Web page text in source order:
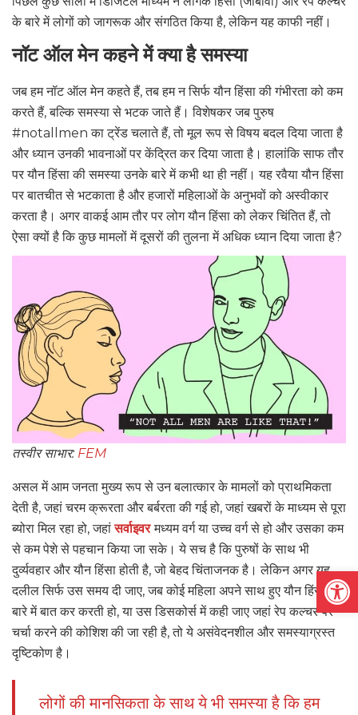
के बारे में लोगों को जागरूक और संगठित किया है, लेकिन यह काफी नहीं।
नॉट ऑल मेन कहने में क्या है समस्या
जब हम नॉट ऑल मेन कहते हैं, तब हम न सिर्फ यौन हिंसा की गंभीरता को कम
करते हैं, बल्कि समस्या से भटक जाते हैं। विशेषकर जब पुरुष
#notallmen का ट्रेंड चलाते हैं, तो मूल रूप से विषय बदल दिया जाता है
और ध्यान उनकी भावनाओं पर केंद्रित कर दिया जाता है। हालांकि साफ तौर
पर यौन हिंसा की समस्या उनके बारे में कभी था ही नहीं। यह रवैया यौन हिंसा
पर बातचीत से भटकाता है और हजारों महिलाओं के अनुभवों को अस्वीकार
करता है। अगर वाकई आम तौर पर लोग यौन हिंसा को लेकर चिंतित हैं, तो
ऐसा क्यों है कि कुछ मामलों में दूसरों की तुलना में अधिक ध्यान दिया जाता है?
तस्वीर साभार: FEM
असल में आम जनता मुख्य रूप से उन बलात्कार के मामलों को प्राथमिकता
देती है, जहां चरम क्रूरता और बर्बरता की गई हो, जहां खबरों के माध्यम से पूरा
ब्योरा मिल रहा हो, जहांसर्वाइवरमध्यम वर्ग या उच्च वर्ग से हो और उसका कम
से कम पेशे से पहचान किया जा सके। ये सच है कि पुरुषों के साथ भी
दुर्व्यवहार और यौन हिंसा होती है, जो बेहद चिंताजनक है। लेकिन अगर यह
दलील सिर्फ उस समय दी जाए, जब कोई महिला अपने साथ हुए यौन हिंसा के
बारे में बात कर करती हो, या उस डिसकोर्स में कही जाए जहां रेप कल्चर पर
चर्चा करने की कोशिश की जा रही है, तो ये असंवेदनशील और समस्याग्रस्त
दृष्टिकोण है।
लोगों की मानसिकता के साथ ये भी समस्या है कि हम